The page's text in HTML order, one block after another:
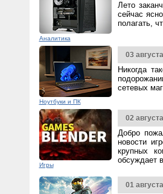
Аналитика
Лето
сейчас
полагать,
Ноутбуки и ПК
03
Никогда
сетевых
Игры
02
Добро
новости
крупных
обсуждает
01